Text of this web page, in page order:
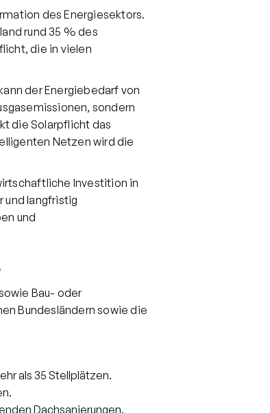
des Energiesektors.
rund 35 % des
die in vielen
der Energiebedarf von
sondern
die Solarpflicht das
Netzen wird die
Investition in
und langfristig
und
Bau- oder
Bundesländern sowie die
als 35 Stellplätzen.
Dachsanierungen.